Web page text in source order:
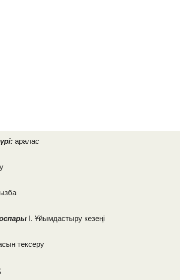
аралас
I. Ұйымдастыру кезеңі
тексеру